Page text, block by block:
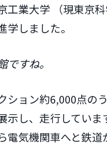
工業大学 （現東京
学しました。
すね。
ション約6,000点の
示し、走行していま
電気機関車へと鉄道